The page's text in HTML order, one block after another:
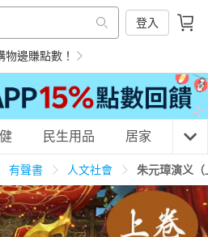
登入
邊賺點數！
養生保健 民生用品
民生用品 居家 3C
有聲書 人文社會 朱元璋演义